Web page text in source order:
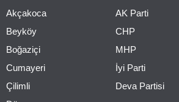
Akçakoca
Beyköy
Boğaziçi
Cumayeri
Çilimli
AK Parti
CHP
MHP
İyi Parti
Deva Partisi